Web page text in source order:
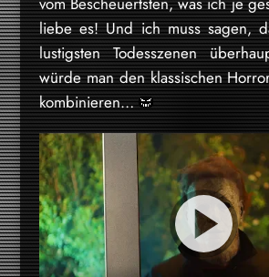
liebe es! Und ich muss sagen,
lustigsten Todesszenen
würde man den klassischen
kombinieren…